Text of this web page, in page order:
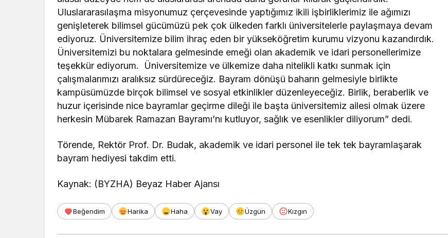
Uluslararasılaşma misyonumuz çerçevesinde yaptığımız ikili işbirliklerimiz ile ağımızı
genişleterek bilimsel gücümüzü pek çok ülkeden farklı üniversitelerle paylaşmaya devam
ediyoruz. Üniversitemize bilim ihraç eden bir yükseköğretim kurumu vizyonu kazandırdık.
Üniversitemizi bu noktalara gelmesinde emeği olan akademik ve idari personellerimize
teşekkür ediyorum. Üniversitemize ve ülkemize daha nitelikli katkı sunmak için
çalışmalarımızı aralıksız sürdüreceğiz. Bayram dönüşü baharın gelmesiyle birlikte
kampüsümüzde birçok bilimsel ve sosyal etkinlikler düzenleyeceğiz. Birlik, beraberlik ve
huzur içerisinde nice bayramlar geçirme dileği ile başta üniversitemiz ailesi olmak üzere
herkesin Mübarek Ramazan Bayramı’nı kutluyor, sağlık ve esenlikler diliyorum” dedi.
Törende, Rektör Prof. Dr. Budak, akademik ve idari personel ile tek tek bayramlaşarak
bayram hediyesi takdim etti.
Kaynak: (BYZHA) Beyaz Haber Ajansı
Beğendim Harika Haha Vay Üzgün Kızgın